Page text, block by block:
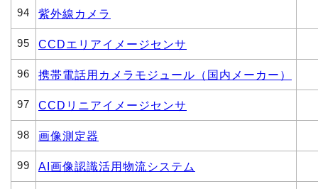
94 紫外線カメラ
95 CCDエリアイメージセンサ
96 携帯電話用カメラモジュール（国内メーカー）
97 CCDリニアイメージセンサ
98 画像測定器
99 AI画像認識活用物流システム